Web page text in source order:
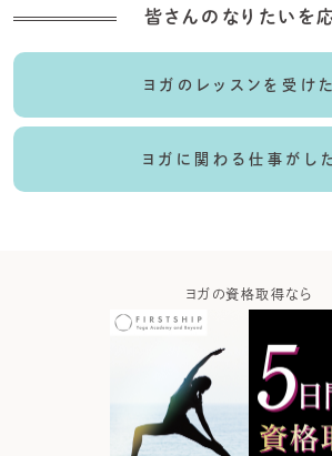
皆さんのなりたいを
ヨガのレッスンを受け
ヨガに関わる仕事がし
ヨガの資格取得なら